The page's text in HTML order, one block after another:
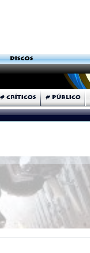
DISCOS
# Críticos # Público